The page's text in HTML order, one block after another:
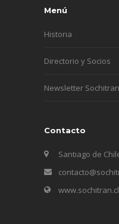
Menú
Historia
Directorio y Socios
Newsletter Sochitran
Contacto
Santiago de
www.sochitran.cl